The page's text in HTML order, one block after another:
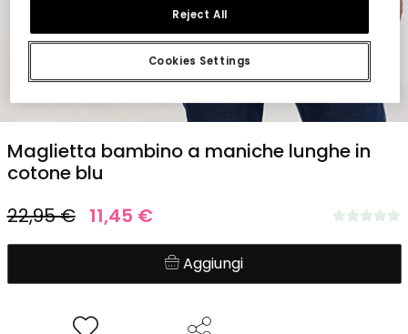
Maglietta bambino a maniche lunghe in
cotone blu
22,95 € 11,45 €
Aggiungi
Cookies Settings
Reject All